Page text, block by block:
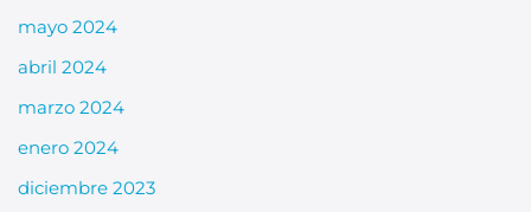
mayo 2024
abril 2024
marzo 2024
enero 2024
diciembre 2023